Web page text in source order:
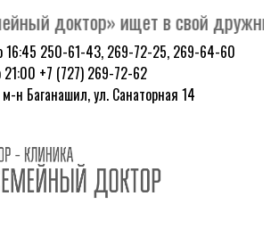
доктор» ищет в свой дружный
16:45 250-61-43, 269-72-25, 269-64-60
21:00 +7 (727) 269-72-62
м-н Баганашил, ул. Санаторная 14